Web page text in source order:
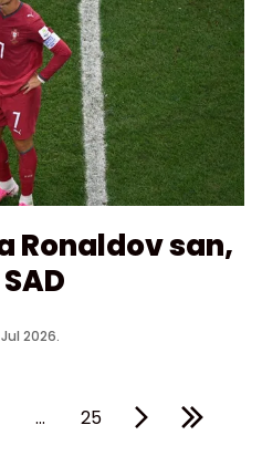
Ronaldov san,
2026.
... 25